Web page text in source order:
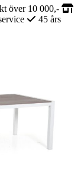
över 10 000,-
45 års